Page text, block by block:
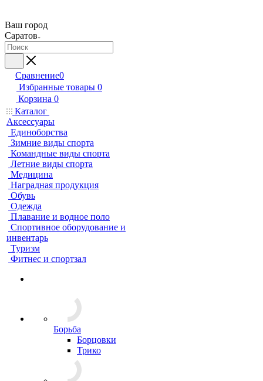
Ваш город
Саратов
Сравнение0
Избранные товары 0
Корзина 0
Каталог
Аксессуары
Единоборства
Зимние виды спорта
Командные виды спорта
Летние виды спорта
Медицина
Наградная продукция
Обувь
Одежда
Плавание и водное поло
Спортивное оборудование и
инвентарь
Туризм
Фитнес и спортзал
Борьба
Борцовки
Трико